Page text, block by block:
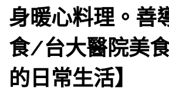
身暖心料理。善
食/台大醫院美
的日常生活】